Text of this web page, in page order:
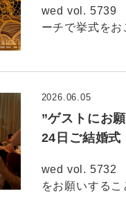
wed vol. 5739
ーチで挙式を
”ゲストにお
24日ご結婚式
2026.06.05
wed vol. 5732
をお願いする